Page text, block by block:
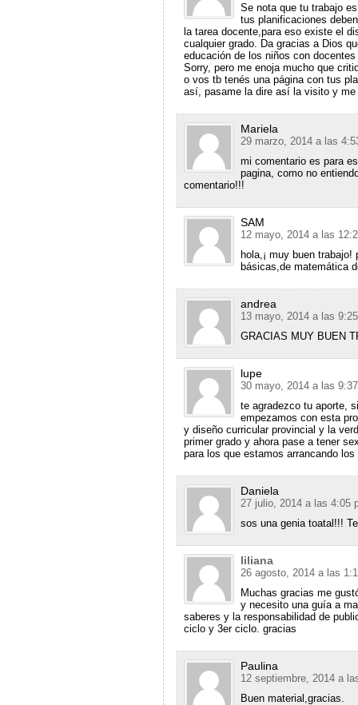
Se nota que tu trabajo
tus planificaciones
la tarea docente,para eso existe el
cualquier grado. Da gracias a Dios
educación de los niños con
Sorry, pero me enoja mucho que
o vos tb tenés una página con tus
así, pasame la dire así la visito y me
Mariela
29 marzo, 2014 a las
mi comentario es para
pagina, como no
comentario!!!
SAM
12 mayo, 2014 a las
hola,¡ muy buen
básicas,de matemática
andrea
13 mayo, 2014 a las
GRACIAS MUY BUEN
lupe
30 mayo, 2014 a las
te agradezco tu aporte,
empezamos con esta
y diseño curricular provincial y la
primer grado y ahora pase a tener
para los que estamos arrancando
Daniela
27 julio, 2014 a las 4:05
sos una genia toatal!!!
liliana
26 agosto, 2014 a las
Muchas gracias me
y necesito una guía a
saberes y la responsabilidad de
ciclo y 3er ciclo. gracias
Paulina
12 septiembre, 2014 a
Buen material,gracias.